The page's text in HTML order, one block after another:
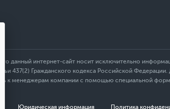
данный интернет-сайт носит исключительно
437(2) Гражданского кодекса Российской
к менеджерам компании с помощью специальной
Юридическая информация Политика